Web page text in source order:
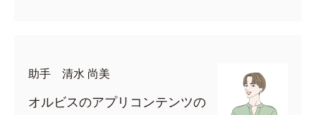
助手 清水 尚美
オルビスのアプリコンテンツの